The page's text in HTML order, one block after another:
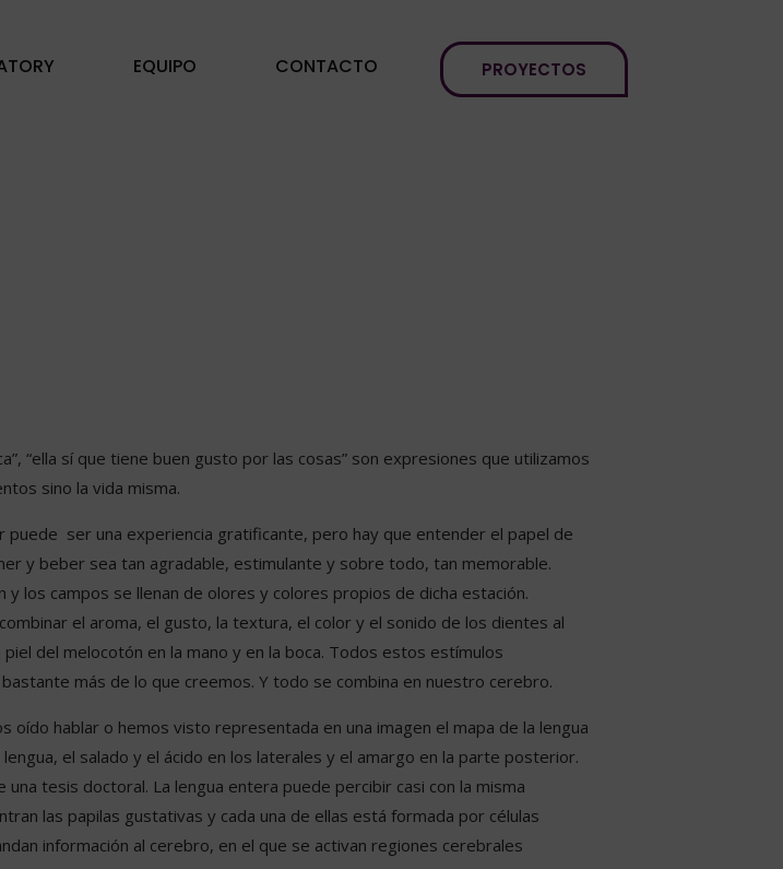
EQUIPO CONTACTO PROYECTOS
“ella sí que tiene buen gusto por las cosas” son expresiones que utilizamos
sino la vida misma.
puede ser una experiencia gratificante, pero hay que entender el papel de
y beber sea tan agradable, estimulante y sobre todo, tan memorable.
los campos se llenan de olores y colores propios de dicha estación.
el aroma, el gusto, la textura, el color y el sonido de los dientes al
del melocotón en la mano y en la boca. Todos estos estímulos
más de lo que creemos. Y todo se combina en nuestro cerebro.
hablar o hemos visto representada en una imagen el mapa de la lengua
el salado y el ácido en los laterales y el amargo en la parte posterior.
tesis doctoral. La lengua entera puede percibir casi con la misma
las papilas gustativas y cada una de ellas está formada por células
información al cerebro, en el que se activan regiones cerebrales